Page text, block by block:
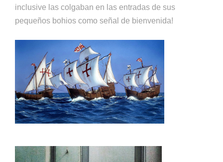
inclusive las colgaban en las entradas de sus
pequeños bohios como señal de bienvenida!